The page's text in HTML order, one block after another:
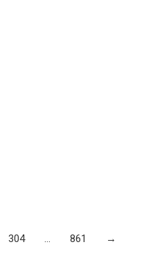
304 … 861 →